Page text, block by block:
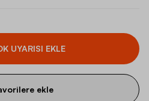
UYARISI EKLE
ekle